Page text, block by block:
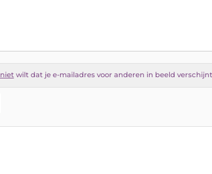
nietwilt dat je e-mailadres voor anderen in beeld verschijnt